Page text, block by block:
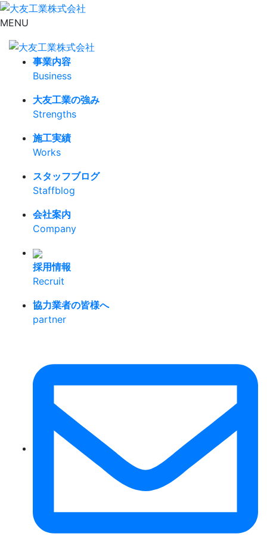
MENU
事業内容
Business
大友工業の強み
Strengths
施工実績
Works
スタッフブログ
Staffblog
会社案内
Company
採用情報
Recruit
協力業者の皆様へ
partner